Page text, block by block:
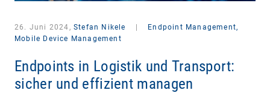
26. Juni 2024, Stefan Nikele
Endpoint Management,
Mobile Device Management
Endpoints in Logistik und Transport:
sicher und effizient managen